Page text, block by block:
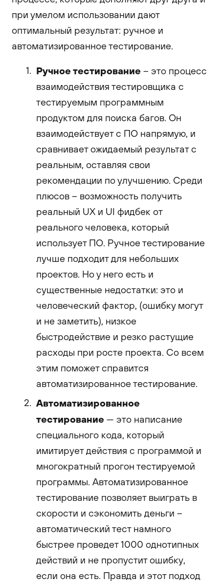
при умелом использовании дают
оптимальный результат: ручное и
автоматизированное тестирование.
Ручное тестирование – это процесс
взаимодействия тестировщика с
тестируемым программным
продуктом для поиска багов. Он
взаимодействует с ПО напрямую, и
сравнивает ожидаемый результат с
реальным, оставляя свои
рекомендации по улучшению. Среди
плюсов – возможность получить
реальный UX и UI фидбек от
реального человека, который
использует ПО. Ручное тестирование
лучше подходит для небольших
проектов. Но у него есть и
существенные недостатки: это и
человеческий фактор, (ошибку могут
и не заметить), низкое
быстродействие и резко растущие
расходы при росте проекта. Со всем
этим поможет справится
автоматизированное тестирование.
Автоматизированное
тестирование — это написание
специального кода, который
имитирует действия с программой и
многократный прогон тестируемой
программы. Автоматизированное
тестирование позволяет выиграть в
скорости и сэкономить деньги –
автоматический тест намного
быстрее проведет 1000 однотипных
действий и не пропустит ошибку,
если она есть. Правда и этот подход